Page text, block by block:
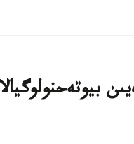
-جىلعا دەيىن